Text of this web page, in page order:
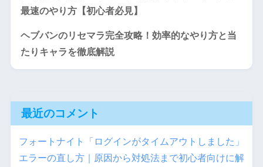
最速のやり方【初心者必見】
ヘブバンのリセマラ完全攻略！効率的なやり方と当
たりキャラを徹底解説
最近のコメント
フォートナイト「ログインがタイムアウトしました」
エラーの直し方｜原因から対処法まで初心者向けに解